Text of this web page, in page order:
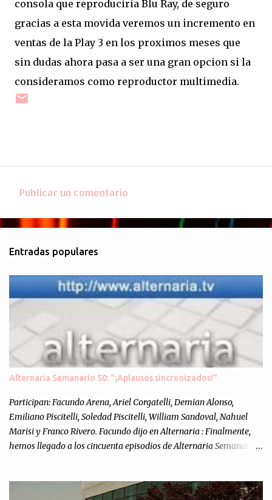
consola que reproduciria Blu Ray, de seguro
gracias a esta movida veremos un incremento en
ventas de la Play 3 en los proximos meses que
sin dudas ahora pasa a ser una gran opcion si la
consideramos como reproductor multimedia.
o
e
n
t
o
s
Publicar un comentario
Entradas populares
Alternaria Semanario 50: "¡Aplausos sincronizados!"
Participan: Facundo Arena, Ariel Corgatelli, Demian Alonso,
Emiliano Piscitelli, Soledad Piscitelli, William Sandoval, Nahuel
Marisi y Franco Rivero. Facundo dijo en Alternaria : Finalmente,
hemos llegado a los cincuenta episodios de Alternaria Semanario.
nuestra propia óptica: un punto de vista independiente e